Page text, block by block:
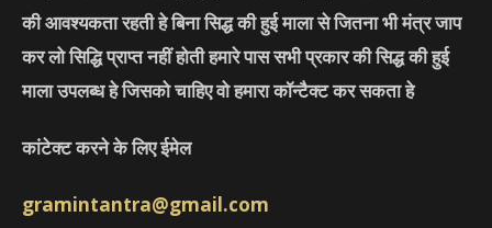
की आवश्यकता रहती हे बिना सिद्ध की हुई माला से जितना भी मंत्र जाप
कर लो सिद्धि प्राप्त नहीं होती हमारे पास सभी प्रकार की सिद्ध की हुई
माला उपलब्ध हे जिसको चाहिए वो हमारा कॉन्टैक्ट कर सकता हे
कांटेक्ट करने के लिए ईमेल
gramintantra@gmail.com